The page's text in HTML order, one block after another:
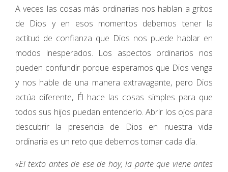
A veces las cosas más ordinarias nos hablan a gritos
de Dios y en esos momentos debemos tener la
actitud de confianza que Dios nos puede hablar en
modos inesperados. Los aspectos ordinarios nos
pueden confundir porque esperamos que Dios venga
y nos hable de una manera extravagante, pero Dios
actúa diferente, Él hace las cosas simples para que
todos sus hijos puedan entenderlo. Abrir los ojos para
descubrir la presencia de Dios en nuestra vida
ordinaria es un reto que debemos tomar cada día.
«El texto antes de ese de hoy, la parte que viene antes